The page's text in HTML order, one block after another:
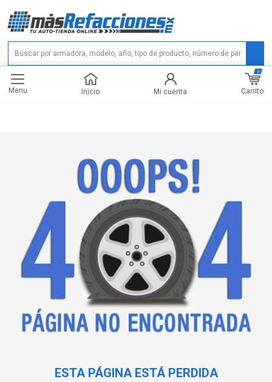
Menu Inicio Mi cuenta Carrito
0
ESTA PÁGINA ESTÁ PERDIDA